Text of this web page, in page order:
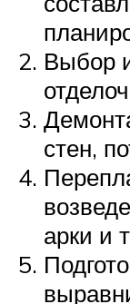
Выбор
стен,
арки и